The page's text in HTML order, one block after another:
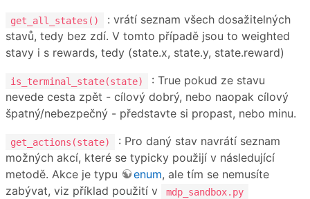
get_all_states()
: vrátí seznam všech dosažitelných
stavů, tedy bez zdí. V tomto případě jsou to weighted
stavy i s rewards, tedy (state.x, state.y, state.reward)
is_terminal_state(state)
: True pokud ze stavu
nevede cesta zpět - cílový dobrý, nebo naopak cílový
špatný/nebezpečný - představte si propast, nebo minu.
get_actions(state)
: Pro daný stav navrátí seznam
možných akcí, které se typicky použijí v následující
metodě. Akce je typu
enum, ale tím se nemusíte
zabývat, viz příklad použití v
mdp_sandbox.py